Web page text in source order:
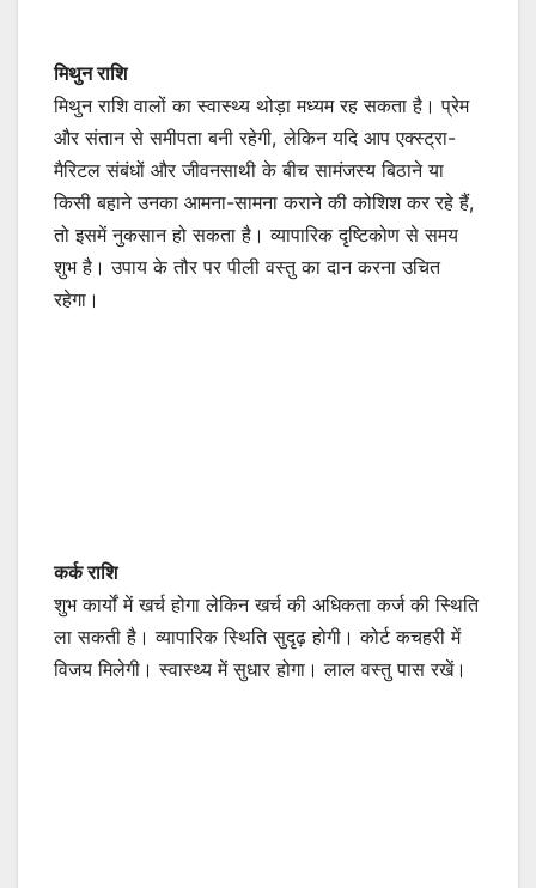
मिथुन राशि
मिथुन राशि वालों का स्वास्थ्य थोड़ा मध्यम रह सकता है। प्रेम
और संतान से समीपता बनी रहेगी, लेकिन यदि आप एक्स्ट्रा-
मैरिटल संबंधों और जीवनसाथी के बीच सामंजस्य बिठाने या
किसी बहाने उनका आमना-सामना कराने की कोशिश कर रहे हैं,
तो इसमें नुकसान हो सकता है। व्यापारिक दृष्टिकोण से समय
शुभ है। उपाय के तौर पर पीली वस्तु का दान करना उचित
रहेगा।
कर्क राशि
शुभ कार्यों में खर्च होगा लेकिन खर्च की अधिकता कर्ज की स्थिति
ला सकती है। व्यापारिक स्थिति सुदृढ़ होगी। कोर्ट कचहरी में
विजय मिलेगी। स्वास्थ्य में सुधार होगा। लाल वस्तु पास रखें।